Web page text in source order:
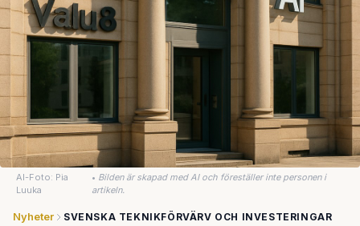
AI-Foto: Pia
Luuka
• Bilden är skapad med AI och föreställer inte personen i
artikeln.
Nyheter SVENSKA TEKNIKFÖRVÄRV OCH INVESTERINGAR